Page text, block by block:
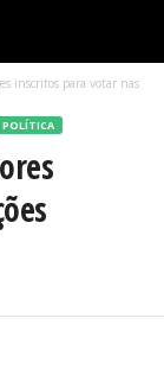
inscritos para votar nas
POLÍTICA